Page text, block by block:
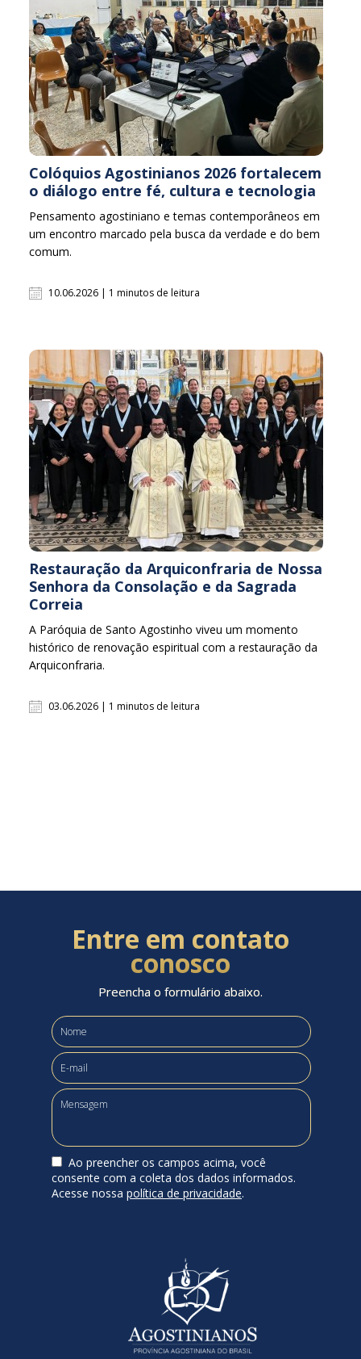
Colóquios Agostinianos 2026 fortalecem
o diálogo entre fé, cultura e tecnologia
Pensamento agostiniano e temas contemporâneos em
um encontro marcado pela busca da verdade e do bem
comum.
10.06.2026 | 1 minutos de leitura
Restauração da Arquiconfraria de Nossa
Senhora da Consolação e da Sagrada
Correia
A Paróquia de Santo Agostinho viveu um momento
histórico de renovação espiritual com a restauração da
Arquiconfraria.
03.06.2026 | 1 minutos de leitura
Entre em contato
conosco
Preencha o formulário abaixo.
Ao preencher os campos acima, você
consente com a coleta dos dados informados.
Acesse nossa política de privacidade.